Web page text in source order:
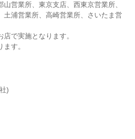
営業所、東京支店、西東京営業所、
土浦営業所、高崎営業所、さいたま営
で実施となります。
す。
)